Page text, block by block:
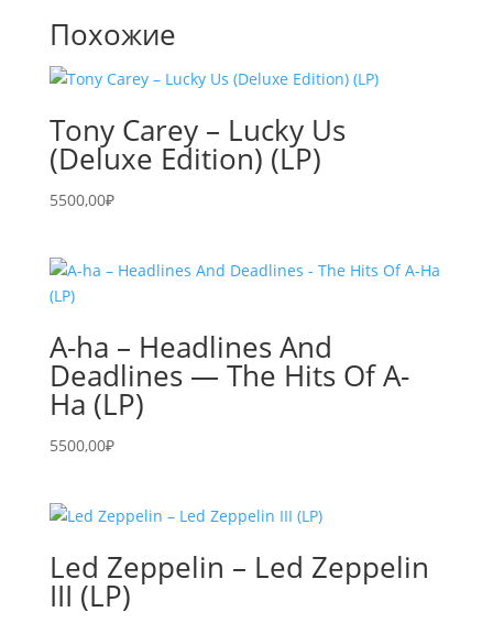
Похожие
Tony Carey – Lucky Us
(Deluxe Edition) (LP)
5500,00₽
A-ha – Headlines And
Deadlines — The Hits Of A-
Ha (LP)
5500,00₽
Led Zeppelin – Led Zeppelin
III (LP)